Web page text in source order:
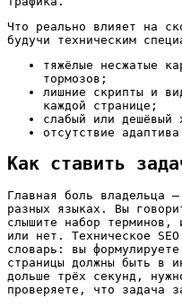
Что реально влияет на
будучи техническим
тяжёлые несжатые
тормозов;
лишние скрипты и
каждой странице;
слабый или дешёвый
отсутствие
Как ставить
Главная боль владельца
разных языках. Вы
слышите набор
или нет. Техническое
словарь: вы
страницы должны быть в
дольше трёх секунд,
проверяете, что задача